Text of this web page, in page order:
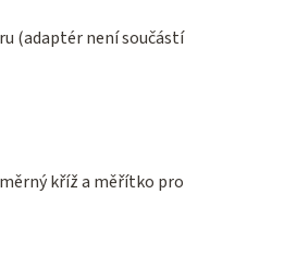
(adaptér není součástí
kříž a měřítko pro